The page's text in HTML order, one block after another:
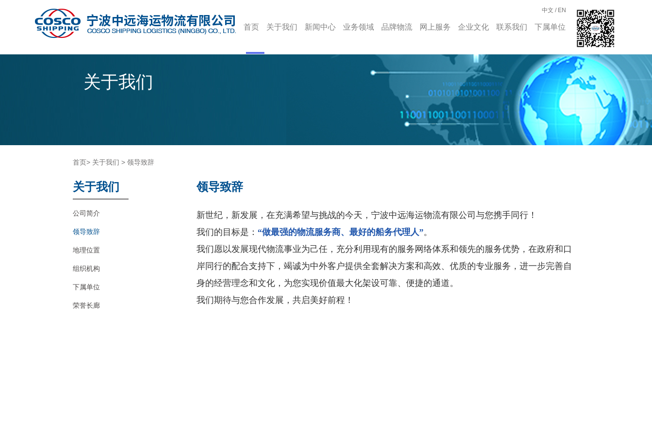
首页 关于我们 新闻中心 业务领域 品牌物流 网上服务 企业文化 联系我们 下属单位
中文 / EN
关于我们
首页> 关于我们 > 领导致辞
关于我们
公司简介
领导致辞
地理位置
组织机构
下属单位
荣誉长廊
领导致辞
新世纪，新发展，在充满希望与挑战的今天，宁波中远海运物流有限公司与您携手同行！
我们的目标是： “做最强的物流服务商、最好的船务代理人”。
我们愿以发展现代物流事业为己任，充分利用现有的服务网络体系和领先的服务优势，在政府和口
岸同行的配合支持下，竭诚为中外客户提供全套解决方案和高效、优质的专业服务，进一步完善自
身的经营理念和文化，为您实现价值最大化架设可靠、便捷的通道。
我们期待与您合作发展，共启美好前程！